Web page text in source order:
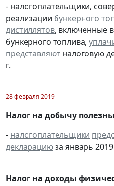
- налогоплательщики,
реализации бункерного
дистиллятов, включенные
бункерного топлива,
представляют налоговую
г.
28 февраля 2019
Налог на добычу
- налогоплательщики
декларациюза январь 2019
Налог на доходы